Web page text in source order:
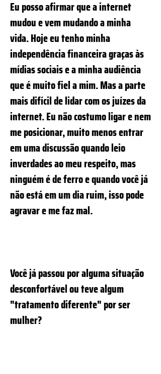
Eu posso afirmar que a internet
mudou e vem mudando a minha
vida. Hoje eu tenho minha
independência financeira graças às
mídias sociais e a minha audiência
que é muito fiel a mim. Mas a parte
mais difícil de lidar com os juízes da
internet. Eu não costumo ligar e nem
me posicionar, muito menos entrar
em uma discussão quando leio
inverdades ao meu respeito, mas
ninguém é de ferro e quando você já
não está em um dia ruim, isso pode
agravar e me faz mal.
Você já passou por alguma situação
desconfortável ou teve algum
"tratamento diferente" por ser
mulher?